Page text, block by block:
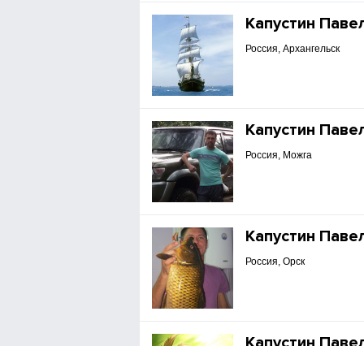
Капустин
Россия, Архангельск
Капустин
Россия, Можга
Капустин
Россия, Орск